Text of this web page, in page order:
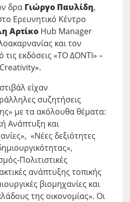
δρα Γιώργο Παυλίδη,
Ερευνητικό Κέντρο
Αρτίκο Hub Manager
και τον
τις εκδόσεις «ΤΟ ΔΟΝΤΙ» –
είχαν
συζητήσεις
με τα ακόλουθα θέματα:
Ανάπτυξη και
«Νέες δεξιότητες
Πολιτιστικές
ανάπτυξης τοπικής
βιομηχανίες και
της οικονομίας». Οι